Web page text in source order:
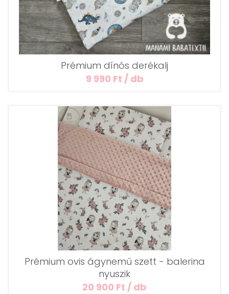
Prémium dínós derékalj
9 990 Ft / db
Prémium ovis ágynemű szett - balerina
nyuszik
20 900 Ft / db